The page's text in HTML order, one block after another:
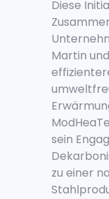
Diese
Martin
sein
zu einer